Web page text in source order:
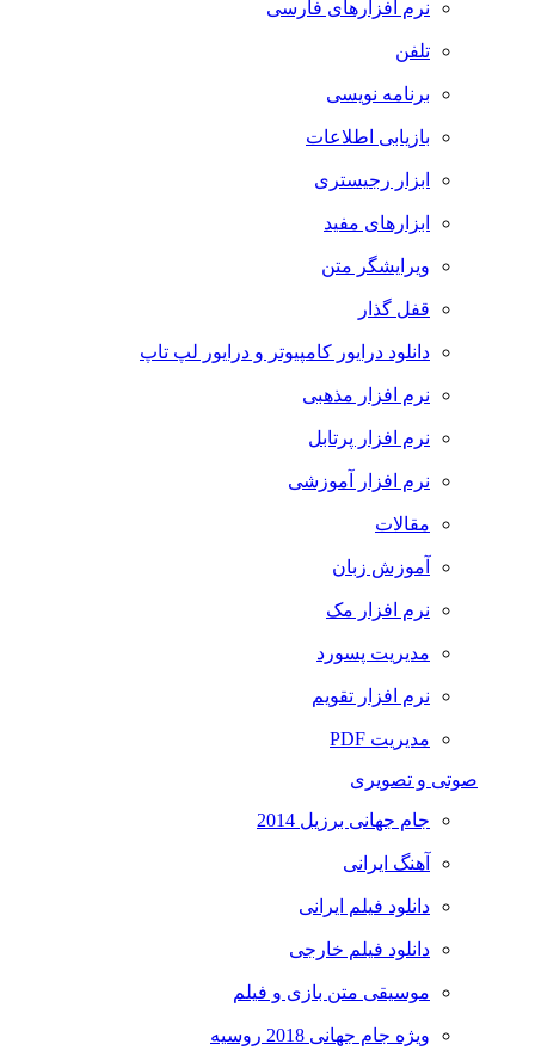
نرم افزارهای فارسی
تلفن
برنامه نویسی
بازیابی اطلاعات
ابزار رجیستری
ابزارهای مفید
ویرایشگر متن
قفل گذار
دانلود درایور کامپیوتر و درایور لپ تاپ
نرم افزار مذهبی
نرم افزار پرتابل
نرم افزار آموزشی
مقالات
آموزش زبان
نرم افزار مک
مدیریت پسورد
نرم افزار تقویم
مدیریت PDF
صوتی و تصویری
جام جهانی برزیل 2014
آهنگ ایرانی
دانلود فیلم ایرانی
دانلود فیلم خارجی
موسیقی متن بازی و فیلم
ویژه جام جهانی 2018 روسیه